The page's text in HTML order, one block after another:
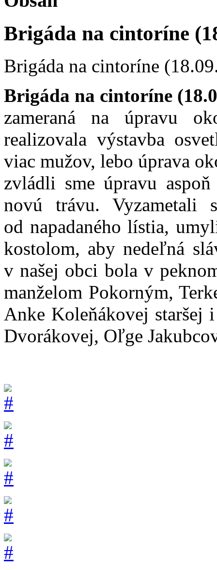
Brigáda na cintoríne
Brigáda na cintoríne
Brigáda na cintoríne
zameraná na úpravu
realizovala výstavba
viac mužov, lebo úprava
zvládli sme úpravu
novú trávu.
od napadaného lístia,
kostolom, aby nedeľná
v našej obci bola v
manželom Pokorným,
Anke Koleňákovej staršej
Dvorákovej, Oľge